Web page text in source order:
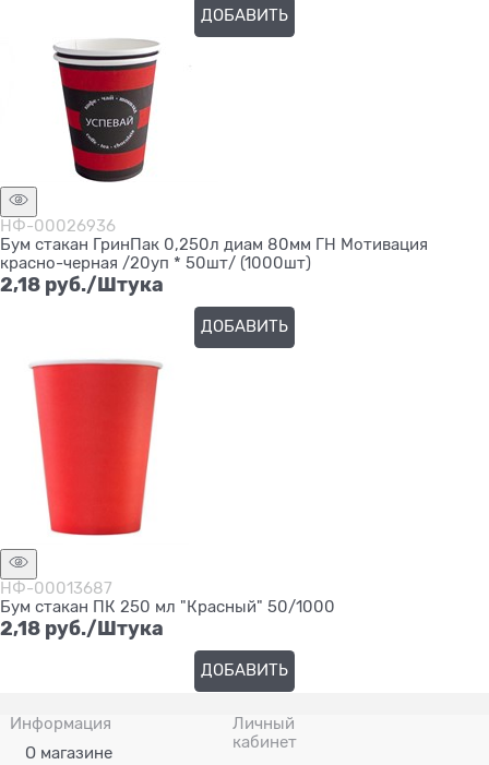
ДОБАВИТЬ
НФ-00026936
Бум стакан ГринПак 0,250л диам 80мм ГН Мотивация
красно-черная /20уп * 50шт/ (1000шт)
2,18 руб./Штука
ДОБАВИТЬ
НФ-00013687
Бум стакан ПК 250 мл "Красный" 50/1000
2,18 руб./Штука
ДОБАВИТЬ
Информация
О магазине
Личный
кабинет